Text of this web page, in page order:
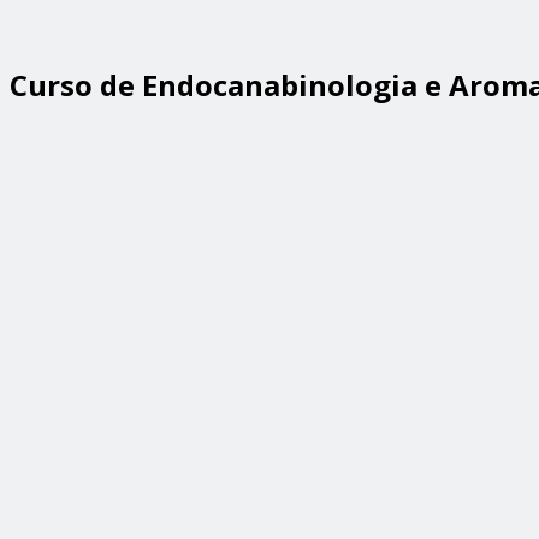
Curso de Endocanabinologia e